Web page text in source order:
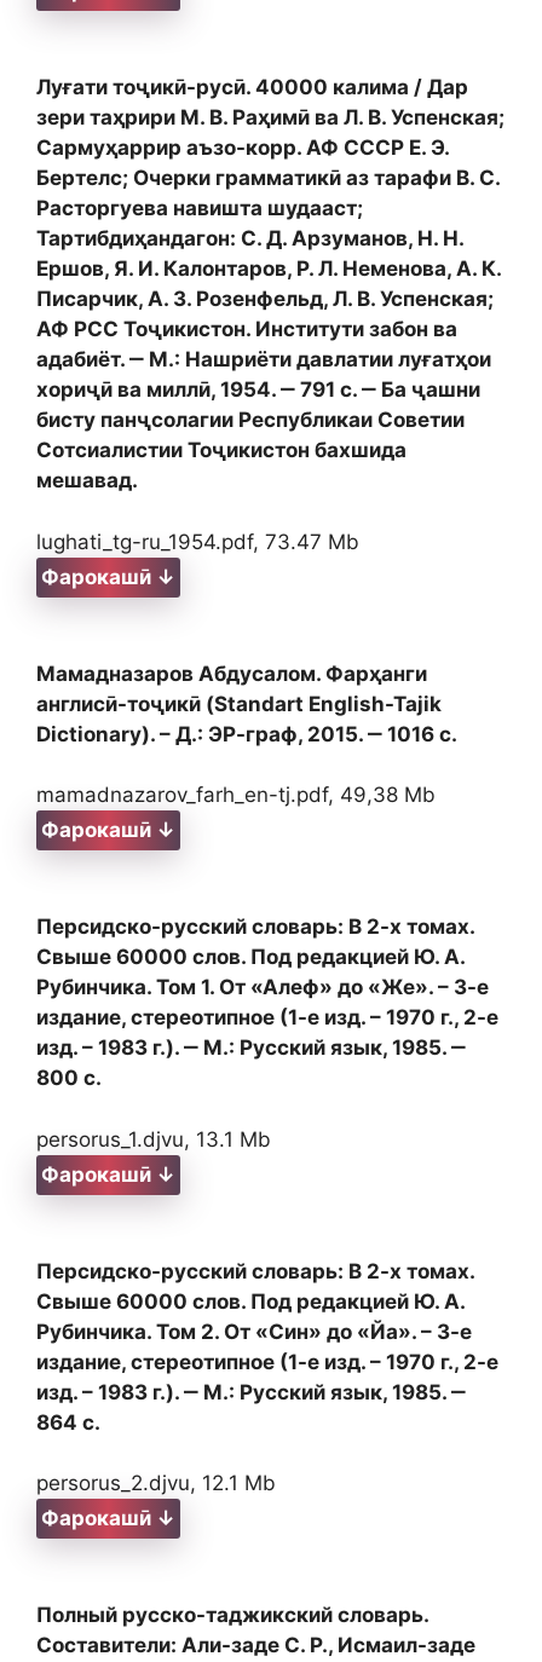
Луғати тоҷикӣ-русӣ. 40000 калима / Дар
зери таҳрири М. В. Раҳимӣ ва Л. В. Успенская;
Сармуҳаррир аъзо-корр. АФ СССР Е. Э.
Бертелс; Очерки грамматикӣ аз тарафи В. С.
Расторгуева навишта шудааст;
Тартибдиҳандагон: С. Д. Арзуманов, Н. Н.
Ершов, Я. И. Калонтаров, Р. Л. Неменова, А. К.
Писарчик, А. 3. Розенфельд, Л. В. Успенская;
АФ РСС Тоҷикистон. Институти забон ва
адабиёт. ‒ М.: Нашриёти давлатии луғатҳои
хориҷӣ ва миллӣ, 1954. ‒ 791 с. ‒ Ба ҷашни
бисту панҷсолагии Республикаи Советии
Сотсиалистии Тоҷикистон бахшида
мешавад.
lughati_tg-ru_1954.pdf, 73.47 Mb
Фарокашӣ ↓
Мамадназаров Абдусалом. Фарҳанги
англисӣ-тоҷикӣ (Standart English-Tajik
Dictionary). – Д.: ЭР-граф, 2015. ‒ 1016 с.
mamadnazarov_farh_en-tj.pdf, 49,38 Mb
Фарокашӣ ↓
Персидско-русский словарь: В 2-х томах.
Свыше 60000 слов. Под редакцией Ю. А.
Рубинчика. Том 1. От «Алеф» до «Же». – 3-е
издание, стереотипное (1-е изд. – 1970 г., 2-е
изд. – 1983 г.). ‒ М.: Русский язык, 1985. ‒
800 с.
persorus_1.djvu, 13.1 Mb
Фарокашӣ ↓
Персидско-русский словарь: В 2-х томах.
Свыше 60000 слов. Под редакцией Ю. А.
Рубинчика. Том 2. От «Син» до «Йа». – 3-е
издание, стереотипное (1-е изд. – 1970 г., 2-е
изд. – 1983 г.). ‒ М.: Русский язык, 1985. ‒
864 с.
persorus_2.djvu, 12.1 Mb
Фарокашӣ ↓
Полный русско-таджикский словарь.
Составители: Али-заде С. Р., Исмаил-заде